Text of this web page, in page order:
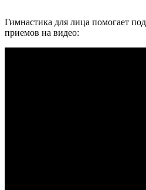
Гимнастика для лица помогает
приемов на видео: